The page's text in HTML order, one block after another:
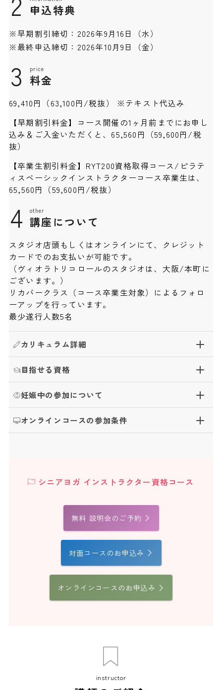
申込特典
※早期割引締切：2026年9月16日（水）
※最終申込締切：2026年10月9日（金）
3 price
料金
69,410円（63,100円/税抜） ※テキスト代込み
【早期割引料金】コース開催の1ヶ月前までにお申し
込み＆ご入金いただくと、65,560円（59,600円/税
抜）
【卒業生割引料金】RYT200資格取得コース/ピラテ
ィスベーシックインストラクターコース卒業生は、
65,560円（59,600円/税抜）
4 other
講座について
スタジオ店頭もしくはオンラインにて、クレジット
カードでのお支払いが可能です。
（ヴィオラトリコロールのスタジオは、大阪/本町に
ございます。）
リカバークラス（コース卒業生対象）によるフォロ
ーアップを行っています。
最少遂行人数5名
カリキュラム詳細
目指せる資格
妊娠中の参加について
オンラインコースの参加条件
シニアヨガ インストラクター資格コース
無料 説明会のご予約
対面コースのお申込み
オンラインコースのお申込み
instructor